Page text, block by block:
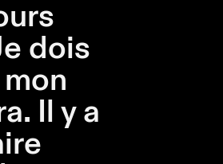
dois
Il y a